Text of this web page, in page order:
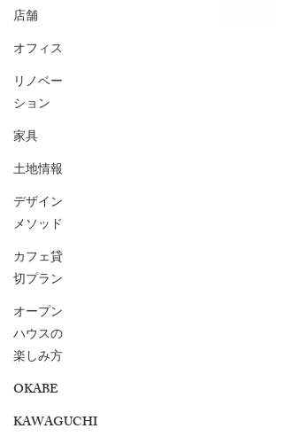
店舗
オフィス
リノベー
ション
家具
土地情報
デザイン
メソッド
カフェ貸
切プラン
オープン
ハウスの
楽しみ方
OKABE
KAWAGUCHI